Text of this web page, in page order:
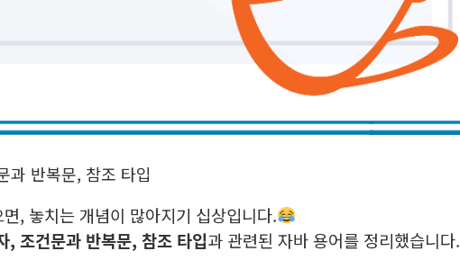
과 반복문, 참조 타입
, 놓치는 개념이 많아지기 십상입니다.
, 조건문과 반복문, 참조 타입과 관련된 자바 용어를 정리했습니다.